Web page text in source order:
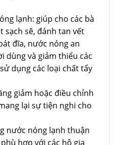
lạnh: giúp cho các bà
sẽ, đánh tan vết
đĩa, nước nóng an
dùng và giảm thiểu các
dụng các loại chất tẩy
giảm hoặc điều chỉnh
lại sự tiện nghi cho
nước nóng lạnh thuận
hợp với các hộ gia